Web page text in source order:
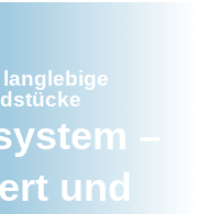
–
und